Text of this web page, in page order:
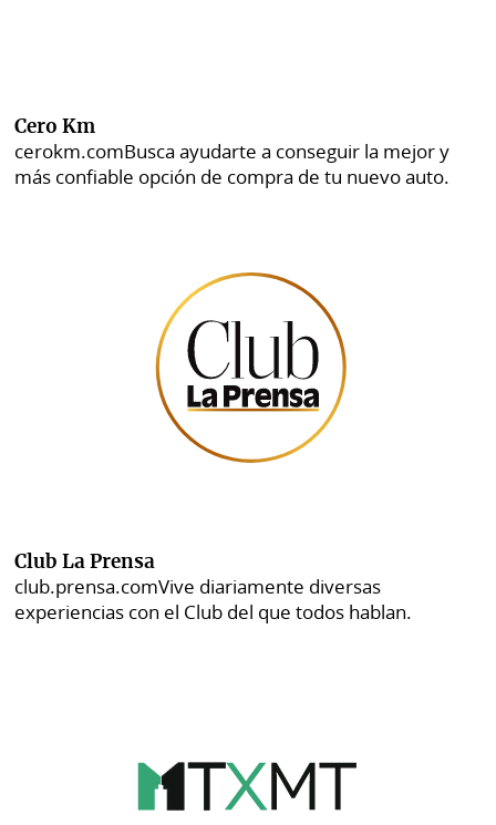
Cero Km
cerokm.comBusca ayudarte a conseguir la mejor y
más confiable opción de compra de tu nuevo auto.
Club La Prensa
club.prensa.comVive diariamente diversas
experiencias con el Club del que todos hablan.